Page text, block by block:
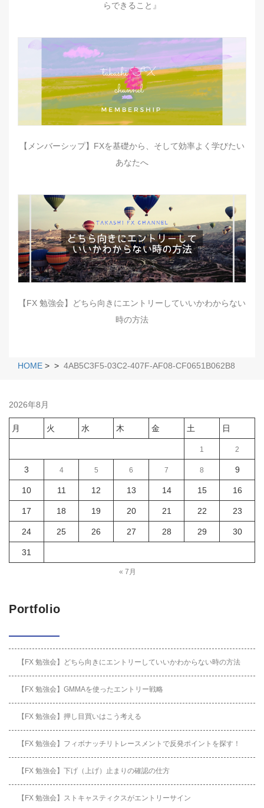
らできること』
【メンバーシップ】FXを基礎から、そして効率よく学びたい
あなたへ
【FX 勉強会】どちら向きにエントリーしていいかわからない
時の方法
HOME > > 4AB5C3F5-03C2-407F-AF08-CF0651B062B8
2026年8月
月 火 水 木 金 土 日
1 2
3 4 5 6 7 8 9
10 11 12 13 14 15 16
17 18 19 20 21 22 23
24 25 26 27 28 29 30
31
« 7月
Portfolio
【FX 勉強会】どちら向きにエントリーしていいかわからない時の方法
【FX 勉強会】GMMAを使ったエントリー戦略
【FX 勉強会】押し目買いはこう考える
【FX 勉強会】フィボナッチリトレースメントで反発ポイントを探す！
【FX 勉強会】下げ（上げ）止まりの確認の仕方
【FX 勉強会】ストキャスティクスがエントリーサイン